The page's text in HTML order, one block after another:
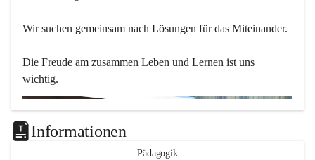
Wir suchen gemeinsam nach Lösungen für das Miteinander.
Die Freude am zusammen Leben und Lernen ist uns
wichtig.
Informationen
Pädagogik